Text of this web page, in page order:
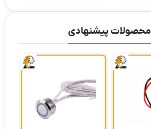
محصولات پیشنهادی